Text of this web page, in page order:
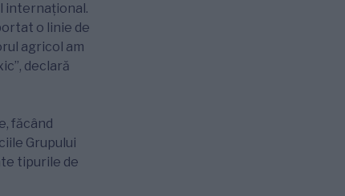
internațional.
o linie de
agricol am
declară
făcând
Grupului
tipurile de